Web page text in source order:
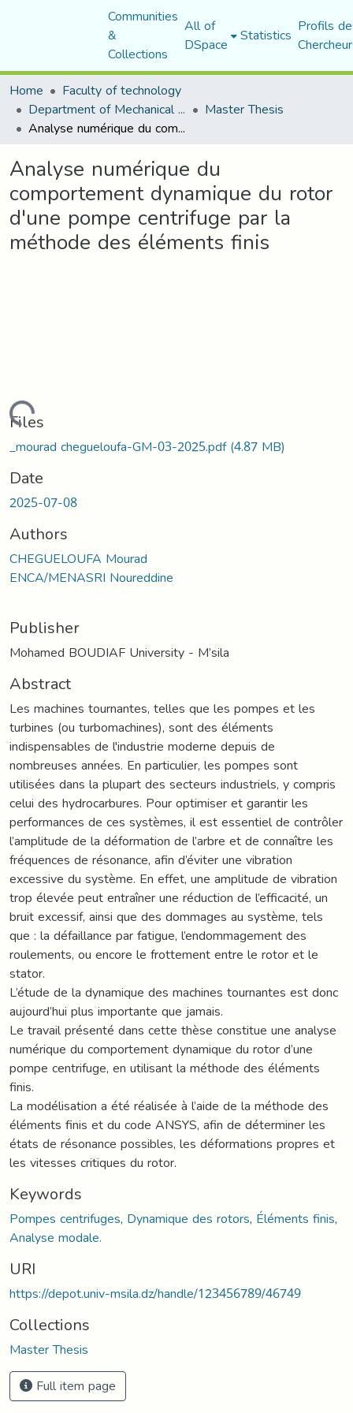
Communities
&
Collections
All of
DSpace Statistics Profils
Home
Faculty of technology
Department of Mechanical Engineering Master Thesis
Analyse numérique du comportement dynamique du rotor d'une pompe centrifuge par la méthode des éléments finis
Analyse numérique du
comportement dynamique du rotor
d'une pompe centrifuge par la
méthode des éléments finis
Files
_mourad chegueloufa-GM-03-2025.pdf(4.87 MB)
Date
2025-07-08
Authors
CHEGUELOUFA Mourad
ENCA/MENASRI Noureddine
Publisher
Mohamed BOUDIAF University - M’sila
Abstract
Les machines tournantes, telles que les pompes et les
turbines (ou turbomachines), sont des éléments
indispensables de l'industrie moderne depuis de
nombreuses années. En particulier, les pompes sont
utilisées dans la plupart des secteurs industriels, y compris
celui des hydrocarbures. Pour optimiser et garantir les
performances de ces systèmes, il est essentiel de contrôler
l’amplitude de la déformation de l’arbre et de connaître les
fréquences de résonance, afin d’éviter une vibration
excessive du système. En effet, une amplitude de vibration
trop élevée peut entraîner une réduction de l’efficacité, un
bruit excessif, ainsi que des dommages au système, tels
que : la défaillance par fatigue, l’endommagement des
roulements, ou encore le frottement entre le rotor et le
stator.
L’étude de la dynamique des machines tournantes est donc
aujourd’hui plus importante que jamais.
Le travail présenté dans cette thèse constitue une analyse
numérique du comportement dynamique du rotor d’une
pompe centrifuge, en utilisant la méthode des éléments
finis.
La modélisation a été réalisée à l’aide de la méthode des
éléments finis et du code ANSYS, afin de déterminer les
états de résonance possibles, les déformations propres et
les vitesses critiques du rotor.
Keywords
Pompes centrifuges, Dynamique des rotors, Éléments finis,
Analyse modale.
URI
https://depot.univ-msila.dz/handle/123456789/46749
Collections
Master Thesis
Full item page